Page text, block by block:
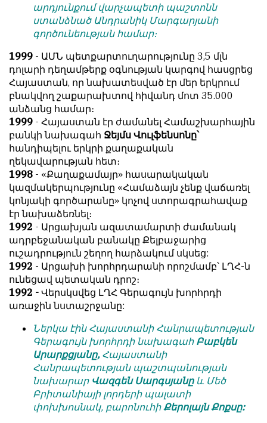
արդյունքում վարչապետի պաշտոնն
ստանձնած Անդրանիկ Մարգարյանի
գործունեության համար։
1999 - ԱՄՆ պետքարտուղարությունը 3,5 մլն
դոլարի դեղամթերք օգնության կարգով հասցրեց
Հայաստան, որ նախատեսված էր մեր երկրում
բնակվող շաքարախտով հիվանդ մոտ 35.000
անձանց համար։
1999 - Հայաստան էր ժամանել Համաշխարհային
բանկի նախագահ Ջեյմս Վուլֆենսոնը՝
հանդիպելու երկրի քաղաքական
ղեկավարության հետ։
1998 - «Քաղաքամայր» հասարակական
կազմակերպությունը «Համաձայն չենք վաճառել
կոնյակի գործարանը» կոչով ստորագրահավաք
էր նախաձեռնել։
1992 - Արցախյան ազատամարտի ժամանակ
ադրբեջանական բանակը Քելբաջարից
ուշադրություն շեղող հարձակում սկսեց:
1992 - Արցախի խորհրդարանի որոշմամբ՝ ԼՂՀ-ն
ունեցավ պետական դրոշ։
1992 - Վերսկսվեց ԼՂՀ Գերագույն խորհրդի
առաջին նստաշրջանը:
Ներկա էին Հայաստանի Հանրապետության
Գերագույն խորհրդի նախագահ Բաբկեն
Արարքցյանը, Հայաստանի
Հանրապետության պաշտպանության
նախարար Վազգեն Սարգսյանըև Մեծ
Բրիտանիայի լորդերի պալատի
փոխխոսնակ, բարոնուհիՔերոլայն Քոքսը: